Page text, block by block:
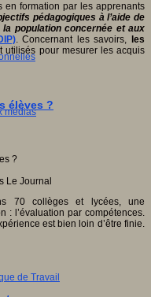
médias
de Travail
en formation par les apprenants
pédagogiques à l’aide de
population concernée et aux
. Concernant les savoirs,
les
pour mesurer les acquis
élèves ?
Le Journal
70 collèges et lycées, une
: l’évaluation par compétences.
est bien loin d’être finie.